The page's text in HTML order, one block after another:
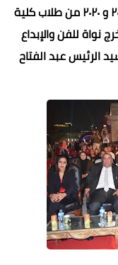
نشهد معنا مراسم حفل تخرج دفعتي ٢٠١٩ و ٢٠٢٠ من طلاب كلية
نواة للفن والإبداع
الرئيس عبد الفتاح